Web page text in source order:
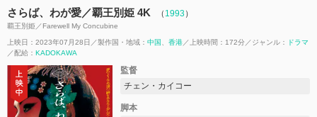
さらば、わが愛／覇王別姫 4K （ 1993）
覇王別姫／Farewell My Concubine
上映日：2023年07月28日 製作国・地域： 中国 香港 上映時間：172分 ジャンル：
ドラマ
配給： KADOKAWA
監督
チェン・カイコー
脚本